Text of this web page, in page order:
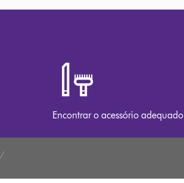
Encontrar o acessório adequado